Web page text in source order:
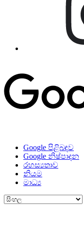
Google පිළිබඳව
Google නිෂ්පාදන
රහස්‍යතාව
නියම
මාධ්‍ය